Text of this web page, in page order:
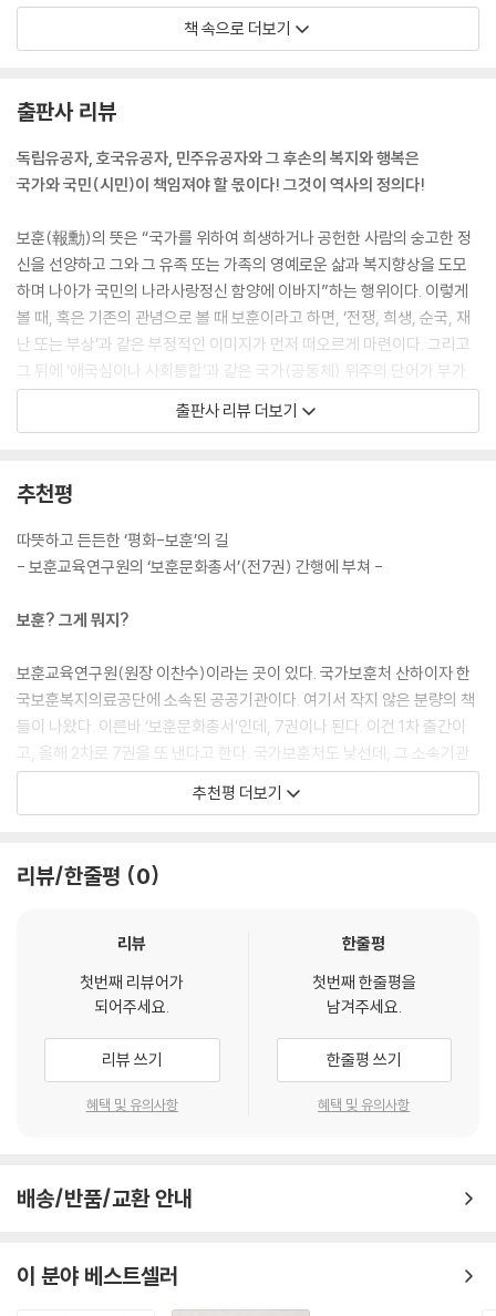
사회적 정의에 기반한 (새로운 보훈의) 기본 방향은 ‘인간의 존엄성’과 국
책에 대한 기반으로서 유의미하다. 또한 이러한 사회적 정의에 기반한 보
훈제도의 개편은 기존 국가중심의, 위로부터의 접근에서 ‘아래로부터의 접
근’을 개선하는 대안적인 접근이 될 수 있다. 또한 기존의 국가안보에 따른
점에서 우리에게 주는 함의가 크다.
--- p.90~91, 「정의와 보훈」 중에서
통일 이후에 북한의 국립묘지나 북한이 인정한 유공자들의 예우는 어떻게
조정할 것인가? (중략) 전쟁과 적대를 반복해 온 남한과 북한이 어떻게 더
높은 수준에서 통합을 이룰 것인가? 죽은 자들의 상징적 공동체를 조성하
는 것은 살아 있는 자들의 공동체를 만들기 위한 초석이다. 통일 이후의 상
황을 미리 앞당기는, 작지만 원대한 예행연습을 주목해 보자. 제주시 애월
읍 하귀리 영모원의 위령단(慰靈壇)에는 독립운동가를 위한 위국절사 영
희생자를 위한 위령비(慰靈碑)가 나란히 세워져 있다.
2030 세대의 통일의식이 남북관계 및 사건에 의해 가장 민감하게 변화해
낸다는 점은 희망적이다. (중략) 2030 세대의 국가에 대한 애국심과 자부
한 사회적 신뢰를 형성하는 데 중요한 역할을 할 수 있다. 더불어 이는 새로
운 통일 한국에 대한 신뢰와 공동체 구축에 긍정적인 영향을 미칠 수 있다.
한국 사회는 지난 역사 속에서 세계 어디에서도 유래가 없는 경제 회복과
성장을 이루었으나 이제 분단과 남북갈등으로 파생된 불안과 적대감의 집
단 감정을 북한과의 신뢰 관계 구축을 통해 회복하고 통일평화공동체를 구
축해야 하는 과제를 안고 있다.
책 속으로 더보기
출판사 리뷰
독립유공자, 호국유공자, 민주유공자와 그 후손의 복지와 행복은
국가와 국민(시민)이 책임져야 할 몫이다! 그것이 역사의 정의다!
보훈(報勳)의 뜻은 “국가를 위하여 희생하거나 공헌한 사람의 숭고한 정
신을 선양하고 그와 그 유족 또는 가족의 영예로운 삶과 복지향상을 도모
하며 나아가 국민의 나라사랑정신 함양에 이바지”하는 행위이다. 이렇게
볼 때, 혹은 기존의 관념으로 볼 때 보훈이라고 하면, ‘전쟁, 희생, 순국, 재
난 또는 부상’과 같은 부정적인 이미지가 먼저 떠오르게 마련이다. 그리고
그 뒤에 ‘애국심이나 사회통합’과 같은 국가(공동체) 위주의 단어가 부가
될 수 있다.
그러나 현대 사회에서 보훈은 그보다는 ‘평화와 정의’, ‘통일과 복지’, ‘교육
에 ‘민주’와 ‘사회공헌’이라는 범주가 새롭게 추가되면서, 좀 더 다원화되고
현재의 삶의 현장과도 더욱 밀접하게 연관성을 맺게 되었다. 이것은 보훈
이 국가주의나 국가 중심의 사안에서 시민사회의 주체적이고 능동적인 참
최근 한 네티즌이 ‘독립운동가 및 그 후손’과 ‘친일파 및 그 후손’의 ‘근면
이고 대다수 국민들이 분개하는 사례에서 볼 수 있듯이, 보훈과 관련된 사
안은 우리 사회 심층에 깊이 자리매김하고 있는 ‘우리’의 일이자, 바로 ‘내
일’이기도 하다. 또 해마다 광복절 등이 되면 국립 현충원에 안장된 인물 가
운데 친일 행적이나 국가/국민적 변란(5.16/5.18 등)과 관련된 인사들의
묘소를 이장하는 문제도 사회 갈등을 불러오는 이슈가 되고 있고, 사회공
헌과 관련된 희생자/헌신자 가운데 국가유공자로 예우해야 할 범위를 두
고도 논란은 계속될 것이다. 이러한 갈등을 치유적으로 극복하고, 나아가
될 것이다.
은 국가는 물론, 그 덕분으로 오늘의 삶을 영위하는, 오늘을 살아가는 모든
국민(시민)의 의무이자, 기꺼이 헌신해야 할 미덕이라 할 수 있다. 특히 보
훈은 단지 과거의 일에 대한 사후적 조치일 뿐만이 아니라, 통일과 민주의
완수, 복지와 공동체 행복의 증진이라는 미래적 가치를 위해서라도 새롭게
접근해야 할 사회 영역이라고 할 수 있다.
이 책(‘보훈의 여러 가지 얼굴’)은 이러한 관점에서 보훈이 평화 및 통일을
위한 전제조건이자 핵심 동력이 될 수 있게 하고, 그 과정에서 사회적이고
이를 미래세대에 오롯이 물려주어 행복한 나라, 건강한 사회의 든든한 자
출판사 리뷰 더보기
추천평
따뜻하고 든든한 ‘평화-보훈’의 길
- 보훈교육연구원의 ‘보훈문화총서’(전7권) 간행에 부쳐 -
보훈? 그게 뭐지?
보훈교육연구원(원장 이찬수)이라는 곳이 있다. 국가보훈처 산하이자 한
국보훈복지의료공단에 소속된 공공기관이다. 여기서 작지 않은 분량의 책
들이 나왔다. 이른바 ‘보훈문화총서’인데, 7권이나 된다. 이건 1차 출간이
고, 올해 2차로 7권을 또 낸다고 한다. 국가보훈처도 낯선데, 그 소속기관
인 보훈교육연구원은 더 낯설리라.
보훈? 그게 뭐지? 일상적으로 만나기 어렵고 어색하지만, 대략 전쟁에서
시 꽤 있을 것이다. 이해가 간다. 나 역시 마찬가지였다. 국립묘지가 연상되
언저리에 들어온 지는 얼마 되지 않는다.
보훈에 대한 기억
2017년, 5.18 하루 전날, 피우진 중령이 장관급으로 격상된 보훈처 처장
으로 임명되었다. 대위 시절, 여군 부사관을 술자리로 불러낸 상관의 명령
을 받고 전투복을 입혀 보냈다는 일화로 알려진 분이었다. 그 일로 피우진
이후 국가보훈처는 시대에 걸맞은 변화를 위해 대대적인 노력을 기울였다.
과제를 정리하고 그걸 보훈처 담당자들과 협의하여 개선 방향을 찾아나가
추천평 더보기
리뷰/한줄평 0
리뷰
첫번째 리뷰어가
되어주세요.
리뷰 쓰기
혜택 및 유의사항
한줄평
첫번째 한줄평을
남겨주세요.
한줄평 쓰기
혜택 및 유의사항
배송/반품/교환 안내
이 분야 베스트셀러